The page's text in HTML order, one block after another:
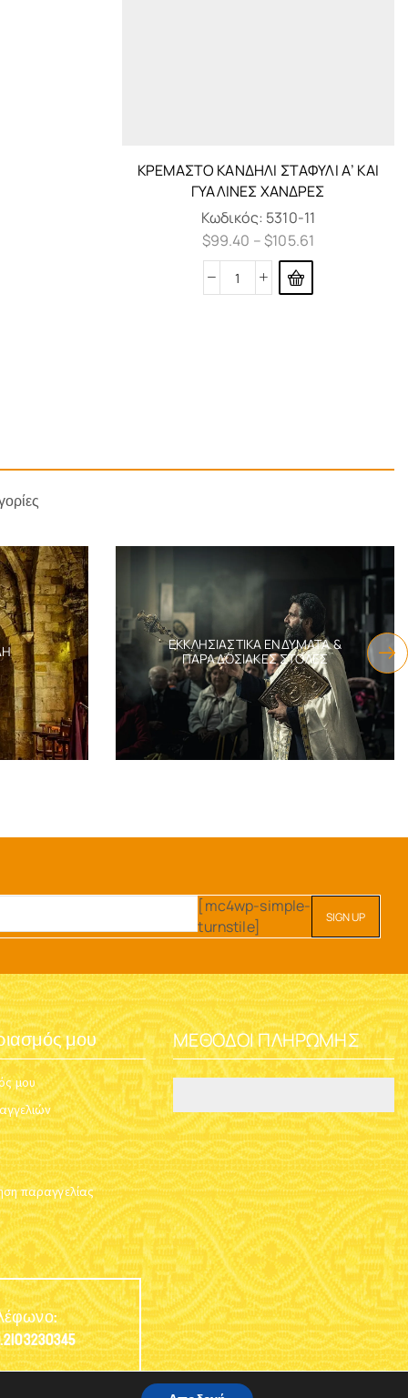
ΚΡΕΜΑΣΤΌ ΚΑΝΔΉΛΙ ΣΤΑΦΎΛΙ Α’ ΚΑΙ
ΓΥΑΛΙΝΕΣ ΧΆΝΔΡΕΣ
Κωδικός: 5310-11
$99.40 –$105.61
ΕΚΚΛΗΣΙΑΣΤΙΚΆ ΕΝΔΎΜΑΤΑ &
ΠΑΡΑΔΟΣΙΑΚΈΣ ΣΤΟΛΈΣ
[mc4wp-simple-
turnstile]
μου
μου
παραγγελίας
ΜΈΘΟΔΟΙ ΠΛΗΡΩΜΉΣ